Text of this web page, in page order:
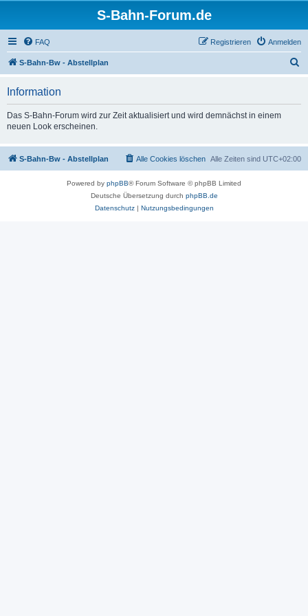
S-Bahn-Forum.de
FAQ Anmelden
Registrieren
S-Bahn-Bw - Abstellplan
Information
Das S-Bahn-Forum wird zur Zeit aktualisiert und wird demnächst in einem
neuen Look erscheinen.
S-Bahn-Bw - Abstellplan Alle Zeiten sind UTC+02:00
Alle Cookies löschen
Powered by phpBB® Forum Software © phpBB Limited
Deutsche Übersetzung durch phpBB.de
Datenschutz| Nutzungsbedingungen